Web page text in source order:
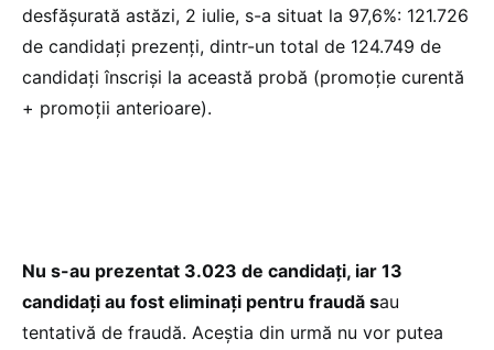
desfășurată astăzi, 2 iulie, s-a situat la 97,6%: 121.726
de candidați prezenți, dintr-un total de 124.749 de
candidați înscriși la această probă (promoție curentă
+ promoții anterioare).
Nu s-au prezentat 3.023 de candidați, iar 13
candidați au fost eliminați pentru fraudă sau
tentativă de fraudă. Aceștia din urmă nu vor putea